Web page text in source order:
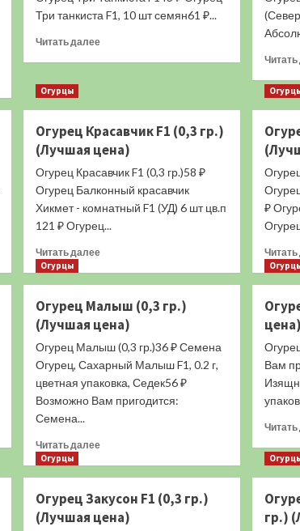
Три танкиста F1, 10 шт семян61 ₽...
Читать далееПрочитать
F1
(10
(Лучшая
цена)
Огурцы
Огурец Красавчик F1 (0,3 гр.)
(Лучшая цена)
Огурец Красавчик F1 (0,3 гр.)58 ₽
Огурец Балконный красавчик
Хикмет - комнатный F1 (УД) 6 шт цв.п
121 ₽ Огурец...
Читать далееПрочитать
Красавчик
F1
(Лучшая
цена)
₽
Огурцы
Огурец Малыш (0,3 гр.)
(Лучшая цена)
Огурец Малыш (0,3 гр.)36 ₽ Семена
Огурец, Сахарный Малыш F1, 0.2 г,
цветная упаковка, Седек56 ₽
Возможно Вам пригодится:
Семена...
Читать далееПрочитать
Малыш
(0,3
цена)
Вам
Огурцы
Огурец Закусон F1 (0,3 гр.)
(Лучшая цена)
гр.)